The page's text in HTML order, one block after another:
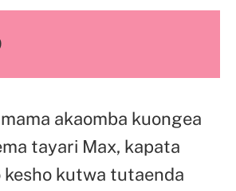
akaomba kuongea
tayari Max, kapata
kesho kutwa tutaenda